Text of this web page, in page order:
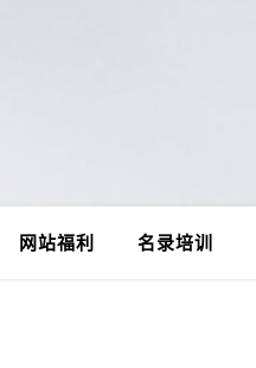
网站福利 名录培训